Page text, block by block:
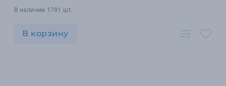
В наличии 1791 шт.
В корзину